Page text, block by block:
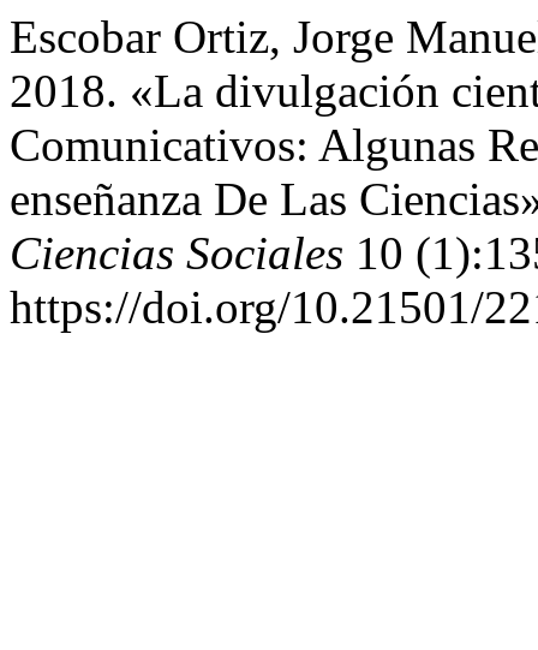
Escobar Ortiz, Jorge
2018. «La divulgación
Comunicativos: Algunas
enseñanza De Las
Ciencias Sociales 10
https://doi.org/10.21501/